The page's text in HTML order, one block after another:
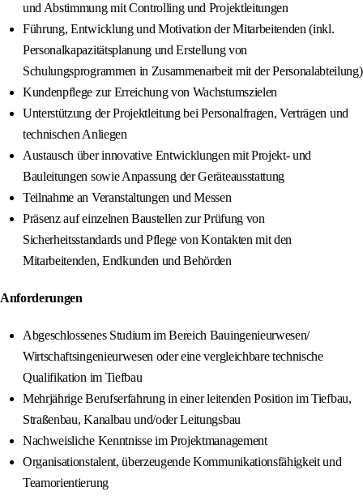
und Abstimmung mit Controlling und Projektleitungen
Führung, Entwicklung und Motivation der Mitarbeitenden (inkl.
Personalkapazitätsplanung und Erstellung von
Schulungsprogrammen in Zusammenarbeit mit der Personalabteilung)
Kundenpflege zur Erreichung von Wachstumszielen
Unterstützung der Projektleitung bei Personalfragen, Verträgen und
technischen Anliegen
Austausch über innovative Entwicklungen mit Projekt- und
Bauleitungen sowie Anpassung der Geräteausstattung
Teilnahme an Veranstaltungen und Messen
Präsenz auf einzelnen Baustellen zur Prüfung von
Sicherheitsstandards und Pflege von Kontakten mit den
Mitarbeitenden, Endkunden und Behörden
Anforderungen
Abgeschlossenes Studium im Bereich Bauingenieurwesen/
Wirtschaftsingenieurwesen oder eine vergleichbare technische
Qualifikation im Tiefbau
Mehrjährige Berufserfahrung in einer leitenden Position im Tiefbau,
Straßenbau, Kanalbau und/oder Leitungsbau
Nachweisliche Kenntnisse im Projektmanagement
Organisationstalent, überzeugende Kommunikationsfähigkeit und
Teamorientierung